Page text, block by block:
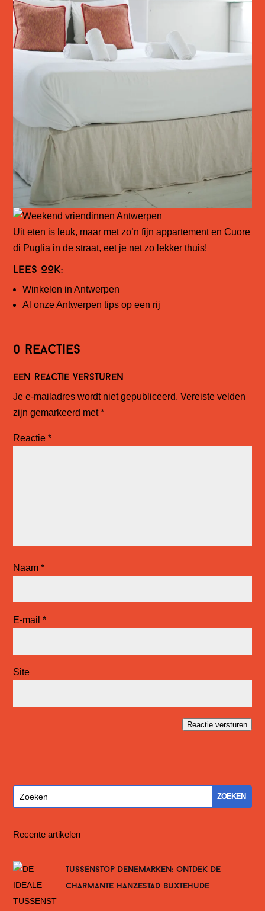
Uit eten is leuk, maar met zo’n fijn appartement en Cuore
di Puglia in de straat, eet je net zo lekker thuis!
LEES OOK:
Winkelen in Antwerpen
Al onzeAntwerpen tips op een rij
0 reacties
Een reactie versturen
Je e-mailadres wordt niet gepubliceerd. Vereiste velden
zijn gemarkeerd met*
Reactie*
Naam*
E-mail*
Site
Reactie versturen
Recente artikelen
tussenstop denemarken: ontdek de
charmante hanzestad buxtehude